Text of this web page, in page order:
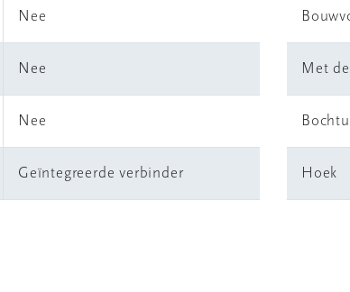
Nee
Nee
Nee
Geïntegreerde verbinder
Met
Hoek